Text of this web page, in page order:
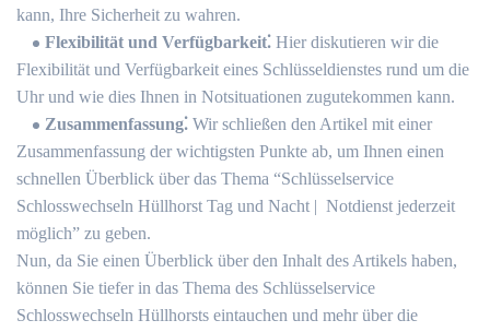
kann, Ihre Sicherheit zu wahren.​
Flexibilität und Verfügbarkeit⁚ Hier diskutieren wir die
Flexibilität und Verfügbarkeit eines Schlüsseldienstes rund um die
Uhr und wie dies Ihnen in Notsituationen zugutekommen kann.​
Zusammenfassung⁚ Wir schließen den Artikel mit einer
Zusammenfassung der wichtigsten Punkte ab, um Ihnen einen
schnellen Überblick über das Thema “Schlüsselservice
Schlosswechseln Hüllhorst Tag und Nacht | ️ Notdienst jederzeit
möglich” zu geben.​
Nun, da Sie einen Überblick über den Inhalt des Artikels haben,
können Sie tiefer in das Thema des Schlüsselservice
Schlosswechseln Hüllhorsts eintauchen und mehr über die